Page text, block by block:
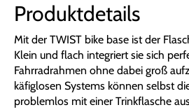
Produktdetails
Mit der TWIST bike base ist der
Klein und flach integriert sie sich
Fahrradrahmen ohne dabei groß
käfiglosen Systems können selbst
problemlos mit einer Trinkflasche